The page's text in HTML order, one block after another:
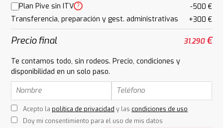
Plan Pive sin ITV ?
-500 €
Transferencia, preparación y gest. administrativas
+300 €
Precio final 31.290€
Te contamos todo, sin rodeos. Precio, condiciones y
disponibilidad en un solo paso.
Acepto la política de privacidad y las condiciones de uso
Doy mi consentimiento para el uso de mis datos